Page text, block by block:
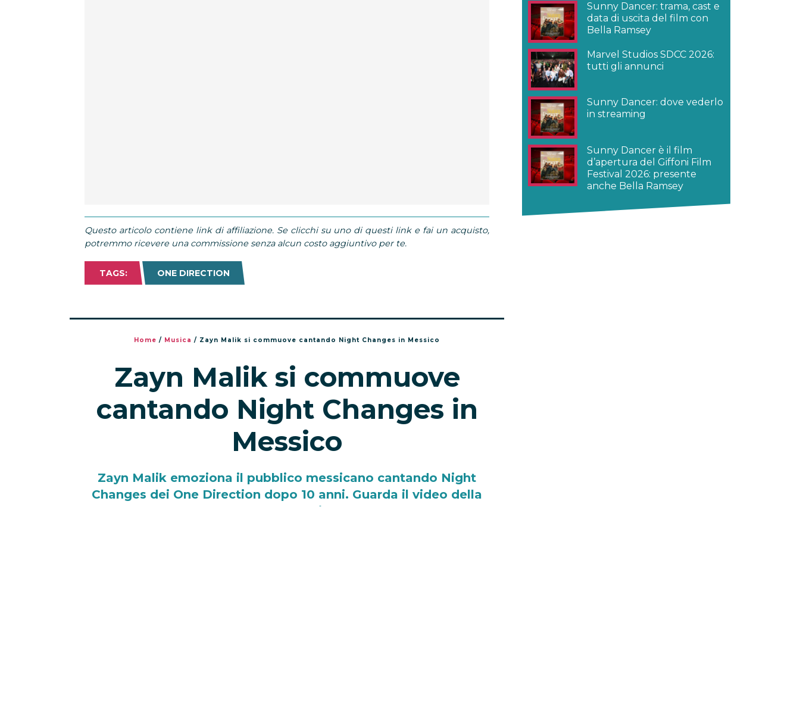
Questo articolo contiene link di affiliazione. Se clicchi su uno di questi link e fai un acquisto,
potremmo ricevere una commissione senza alcun costo aggiuntivo per te.
TAGS: ONE DIRECTION
Home / Musica / Zayn Malik si commuove cantando Night Changes in Messico
Zayn Malik si commuove
cantando Night Changes in
Messico
Zayn Malik emoziona il pubblico messicano cantando Night
Changes dei One Direction dopo 10 anni. Guarda il video della
performance virale.
Sunny Dancer: trama, cast e
data di uscita del film con
Bella Ramsey
Marvel Studios SDCC 2026:
tutti gli annunci
Sunny Dancer: dove vederlo
in streaming
Sunny Dancer è il film
d’apertura del Giffoni Film
Festival 2026: presente
anche Bella Ramsey